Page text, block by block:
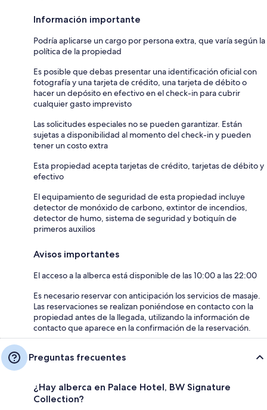
Información importante
Podría aplicarse un cargo por persona extra, que varía según la
política de la propiedad
Es posible que debas presentar una identificación oficial con
fotografía y una tarjeta de crédito, una tarjeta de débito o
hacer un depósito en efectivo en el check-in para cubrir
cualquier gasto imprevisto
Las solicitudes especiales no se pueden garantizar. Están
sujetas a disponibilidad al momento del check-in y pueden
tener un costo extra
Esta propiedad acepta tarjetas de crédito, tarjetas de débito y
efectivo
El equipamiento de seguridad de esta propiedad incluye
detector de monóxido de carbono, extintor de incendios,
detector de humo, sistema de seguridad y botiquín de
primeros auxilios
Avisos importantes
El acceso a la alberca está disponible de las 10:00 a las 22:00
Es necesario reservar con anticipación los servicios de masaje.
Las reservaciones se realizan poniéndose en contacto con la
propiedad antes de la llegada, utilizando la información de
contacto que aparece en la confirmación de la reservación.
Preguntas frecuentes
¿Hay alberca en Palace Hotel, BW Signature
Collection?